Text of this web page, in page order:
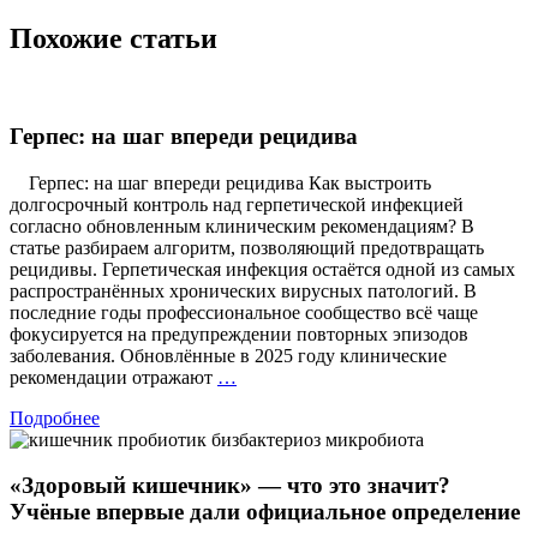
Похожие статьи
Герпес: на шаг впереди рецидива
Герпес: на шаг впереди рецидива Как выстроить
долгосрочный контроль над герпетической инфекцией
согласно обновленным клиническим рекомендациям? В
статье разбираем алгоритм, позволяющий предотвращать
рецидивы. Герпетическая инфекция остаётся одной из самых
распространённых хронических вирусных патологий. В
последние годы профессиональное сообщество всё чаще
фокусируется на предупреждении повторных эпизодов
заболевания. Обновлённые в 2025 году клинические
рекомендации отражают …
впереди
Подробнее
«Здоровый кишечник» — что это значит?
Учёные впервые дали официальное определение